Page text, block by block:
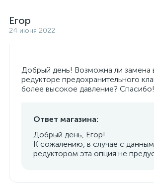
Егор
24 июня 2022
Добрый день! Возможна ли замена
редукторе предохранительного
более высокое давление? Спасибо!
Ответ магазина:
Добрый день, Егор!
К сожалению, в случае с данным
редуктором эта опция не